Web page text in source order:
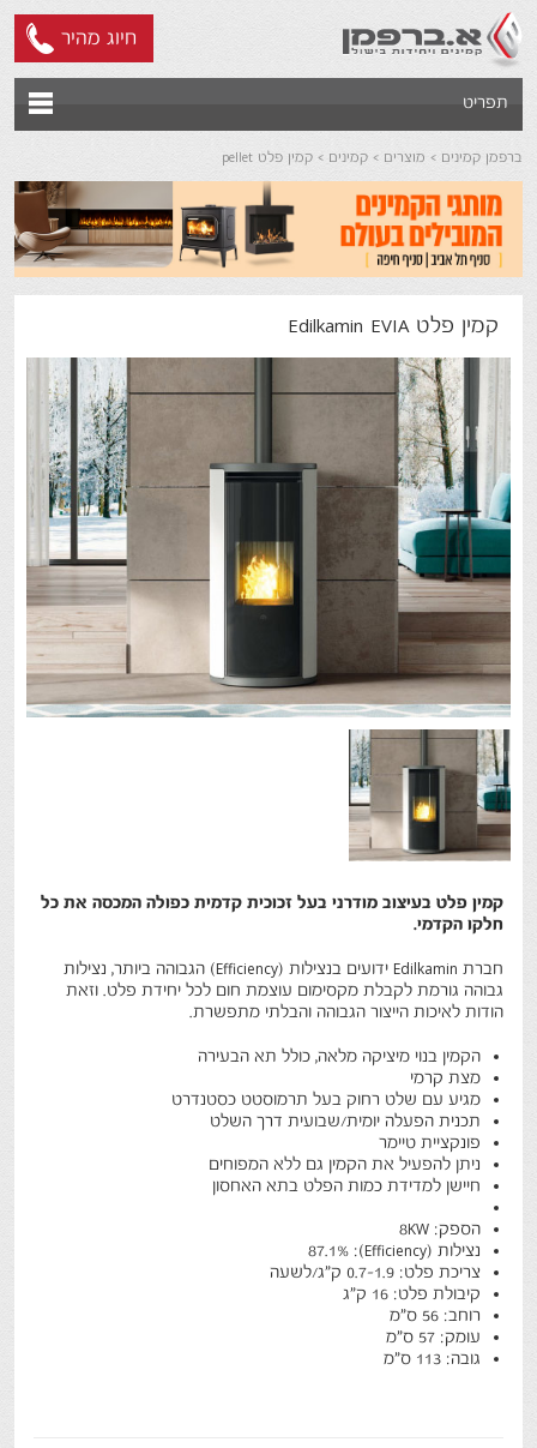
חיוג מהיר
תפריט
ברפמן קמינים מוצרים קמינים קמין פלט pellet
קמין פלט Edilkamin EVIA
קמין פלט בעיצוב מודרני בעל זכוכית קדמית כפולה המכסה את כל
חלקו הקדמי.
חברת Edilkamin ידועים בנצילות (Efficiency) הגבוהה ביותר, נצילות
גבוהה גורמת לקבלת מקסימום עוצמת חום לכל יחידת פלט. וזאת
הודות לאיכות הייצור הגבוהה והבלתי מתפשרת.
הקמין בנוי מיציקה מלאה, כולל תא הבעירה
מצת קרמי
מגיע עם שלט רחוק בעל תרמוסטט כסטנדרט
תכנית הפעלה יומית/שבועית דרך השלט
פונקציית טיימר
ניתן להפעיל את הקמין גם ללא המפוחים
חיישן למדידת כמות הפלט בתא האחסון
הספק: 8KW
נצילות (Efficiency): 87.1%
צריכת פלט: 0.7-1.9 ק"ג/לשעה
קיבולת פלט: 16 ק"ג
רוחב: 56 ס"מ
עומק: 57 ס"מ
גובה: 113 ס"מ